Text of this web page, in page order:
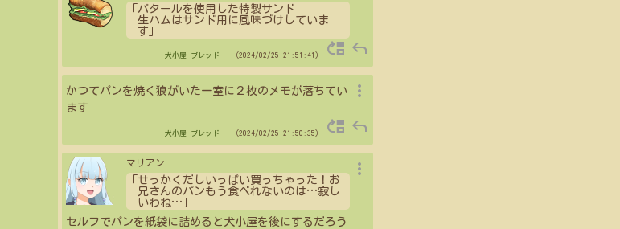
「バタールを使用した特製サンド
生ハムはサンド用に風味づけしていま
す」
犬小屋 ブレッド - （2024/02/25 21:51:41） move_up reply
かつてパンを焼く狼がいた一室に２枚のメモが落ちてい
ます
more_vert
犬小屋 ブレッド - （2024/02/25 21:50:35） move_up reply
マリアン
「せっかくだしいっぱい買っちゃった！お
兄さんのパンもう食べれないのは…寂し
いわね…
セルフでパンを紙袋に詰めると犬小屋を後にするだろう
more_vert